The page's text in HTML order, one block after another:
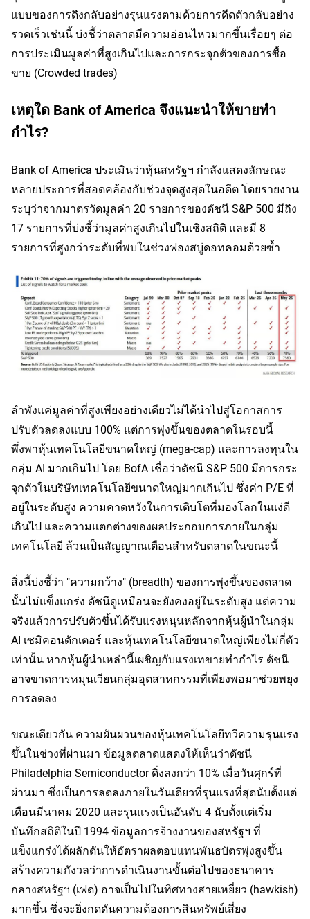
แบบของการดึงกลับอย่างรุนแรงตามด้วยการดีดตัวกลับอย่าง
รวดเร็วเช่นนี้ บ่งชี้ว่าตลาดมีความอ่อนไหวมากขึ้นเรื่อยๆ ต่อ
การประเมินมูลค่าที่สูงเกินไปและการกระจุกตัวของการซื้อ
ขาย (Crowded trades)
เหตุใด Bank of America จึงแนะนำให้ขายทำ
กำไร?
Bank of America ประเมินว่าหุ้นสหรัฐฯ กำลังแสดงลักษณะ
หลายประการที่สอดคล้องกับช่วงจุดสูงสุดในอดีต โดยรายงาน
ระบุว่าจากมาตรวัดมูลค่า 20 รายการของดัชนี S&P 500 มีถึง
17 รายการที่บ่งชี้ว่ามูลค่าสูงเกินไปในเชิงสถิติ และมี 8
รายการที่สูงกว่าระดับที่พบในช่วงฟองสบู่ดอทคอมด้วยซ้ำ
ลำพังแค่มูลค่าที่สูงเพียงอย่างเดียวไม่ได้นำไปสู่โอกาสการ
ปรับตัวลดลงแบบ 100% แต่การพุ่งขึ้นของตลาดในรอบนี้
พึ่งพาหุ้นเทคโนโลยีขนาดใหญ่ (mega-cap) และการลงทุนใน
กลุ่ม AI มากเกินไป โดย BofA เชื่อว่าดัชนี S&P 500 มีการกระ
จุกตัวในบริษัทเทคโนโลยีขนาดใหญ่มากเกินไป ซึ่งค่า P/E ที่
อยู่ในระดับสูง ความคาดหวังในการเติบโตที่มองโลกในแง่ดี
เกินไป และความแตกต่างของผลประกอบการภายในกลุ่ม
เทคโนโลยี ล้วนเป็นสัญญาณเตือนสำหรับตลาดในขณะนี้
สิ่งนี้บ่งชี้ว่า "ความกว้าง" (breadth) ของการพุ่งขึ้นของตลาด
นั้นไม่แข็งแกร่ง ดัชนีดูเหมือนจะยังคงอยู่ในระดับสูง แต่ความ
จริงแล้วการปรับตัวขึ้นได้รับแรงหนุนหลักจากหุ้นผู้นำในกลุ่ม
AI เซมิคอนดักเตอร์ และหุ้นเทคโนโลยีขนาดใหญ่เพียงไม่กี่ตัว
เท่านั้น หากหุ้นผู้นำเหล่านี้เผชิญกับแรงเทขายทำกำไร ดัชนี
อาจขาดการหมุนเวียนกลุ่มอุตสาหกรรมที่เพียงพอมาช่วยพยุง
การลดลง
ขณะเดียวกัน ความผันผวนของหุ้นเทคโนโลยีทวีความรุนแรง
ขึ้นในช่วงที่ผ่านมา ข้อมูลตลาดแสดงให้เห็นว่าดัชนี
Philadelphia Semiconductor ดิ่งลงกว่า 10% เมื่อวันศุกร์ที่
ผ่านมา ซึ่งเป็นการลดลงภายในวันเดียวที่รุนแรงที่สุดนับตั้งแต่
เดือนมีนาคม 2020 และรุนแรงเป็นอันดับ 4 นับตั้งแต่เริ่ม
บันทึกสถิติในปี 1994 ข้อมูลการจ้างงานของสหรัฐฯ ที่
แข็งแกร่งได้ผลักดันให้อัตราผลตอบแทนพันธบัตรพุ่งสูงขึ้น
สร้างความกังวลว่าการดำเนินงานขั้นต่อไปของธนาคาร
กลางสหรัฐฯ (เฟด) อาจเป็นไปในทิศทางสายเหยี่ยว (hawkish)
มากขึ้น ซึ่งจะยิ่งกดดันความต้องการสินทรัพย์เสี่ยง